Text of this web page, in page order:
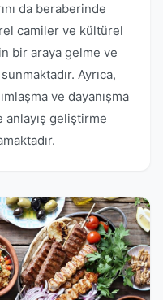
da beraberinde
camiler ve kültürel
bir araya gelme ve
Ayrıca,
ve dayanışma
geliştirme